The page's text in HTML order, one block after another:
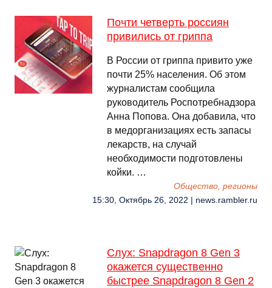
Почти четверть россиян
привились от гриппа
В России от гриппа привито уже
почти 25% населения. Об этом
журналистам сообщила
руководитель Роспотребнадзора
Анна Попова. Она добавила, что
в медорганизациях есть запасы
лекарств, на случай
необходимости подготовлены
койки. …
Общество, регионы
15:30, Октябрь 26, 2022 | news.rambler.ru
Слух: Snapdragon 8 Gen 3
окажется существенно
быстрее Snapdragon 8 Gen 2